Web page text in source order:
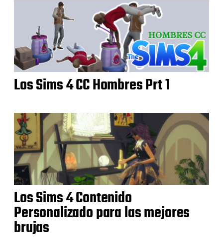
Los Sims 4 CC Hombres Prt 1
Los Sims 4 Contenido
Personalizado para las mejores
brujas